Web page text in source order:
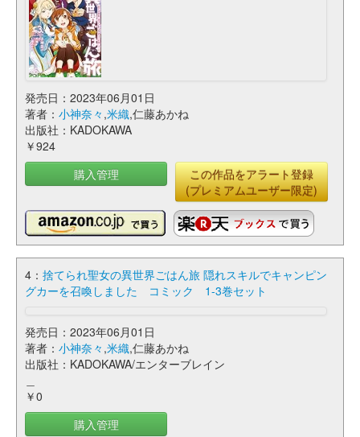
発売日：2023年06月01日
著者： 小神奈々 ,米織,仁藤あかね
出版社：KADOKAWA
￥924
購入管理
この作品をアラート登録
(プレミアムユーザー限定)
4： 捨てられ聖女の異世界ごはん旅 隠れスキルでキャンピン
グカーを召喚しました コミック 1-3巻セット
発売日：2023年06月01日
著者： 小神奈々 ,米織,仁藤あかね
出版社：KADOKAWA/エンターブレイン
￥0
購入管理